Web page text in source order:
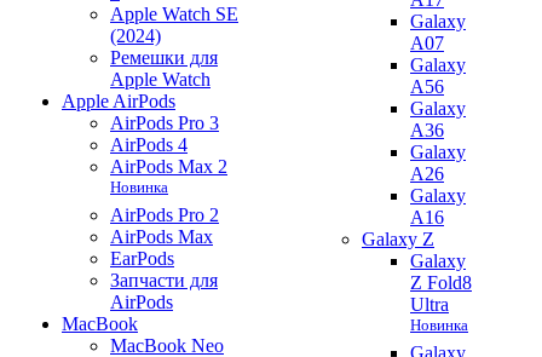
Apple Watch SE
(2024)
Ремешки для
Apple Watch
Apple AirPods
AirPods Pro 3
AirPods 4
AirPods Max 2
Новинка
AirPods Pro 2
AirPods Max
EarPods
Запчасти для
AirPods
MacBook
MacBook Neo
Galaxy
A07
Galaxy
A56
Galaxy
A36
Galaxy
A26
Galaxy
A16
Galaxy Z
Galaxy
Z Fold8
Ultra
Новинка